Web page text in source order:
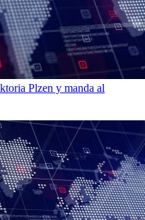
Plzen y manda al